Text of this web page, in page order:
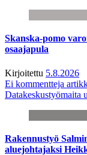
Skanska-pomo
osaajapula
Kirjoitettu 5.8.2026
Ei kommentteja
Datakeskustyömaita
Rakennustyö
aluejohtajaksi